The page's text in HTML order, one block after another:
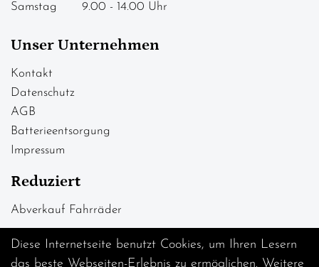
Samstag 9.00 - 14.00 Uhr
Unser Unternehmen
Kontakt
Datenschutz
AGB
Batterieentsorgung
Impressum
Reduziert
Abverkauf Fahrräder
Diese Internetseite benutzt Cookies, um Ihren Lesern
das beste Webseiten-Erlebnis zu ermöglichen. Weitere